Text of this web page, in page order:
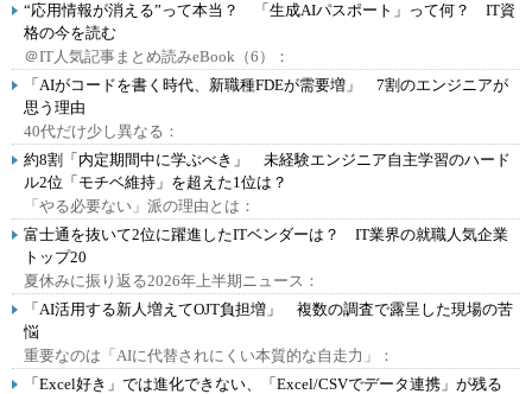
“応用情報が消える”って本当？ 「生成AIパスポート」って何？ IT資
格の今を読む
＠IT人気記事まとめ読みeBook（6）：
「AIがコードを書く時代、新職種FDEが需要増」 7割のエンジニアが
思う理由
40代だけ少し異なる：
約8割「内定期間中に学ぶべき」 未経験エンジニア自主学習のハード
ル2位「モチベ維持」を超えた1位は？
「やる必要ない」派の理由とは：
富士通を抜いて2位に躍進したITベンダーは？ IT業界の就職人気企業
トップ20
夏休みに振り返る2026年上半期ニュース：
「AI活用する新人増えてOJT負担増」 複数の調査で露呈した現場の苦
悩
重要なのは「AIに代替されにくい本質的な自走力」：
「Excel好き」では進化できない、「Excel/CSVでデータ連携」が残る